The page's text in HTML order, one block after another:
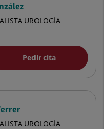
UROLOGÍA
Pedir cita
UROLOGÍA